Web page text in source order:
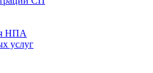
НПА
услуг